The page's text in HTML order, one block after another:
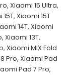
Xiaomi 15 Ultra,
Xiaomi 15T
14T, Xiaomi
Xiaomi 13T,
Xiaomi MIX Fold
Pro, Xiaomi Pad
Pad 7 Pro,